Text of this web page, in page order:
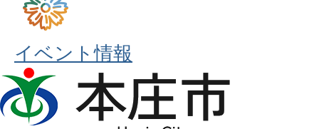
イベント情報
本
庄